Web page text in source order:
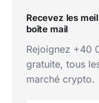
Recevez les
boîte mail
Rejoignez +40
gratuite, tous
marché crypto.